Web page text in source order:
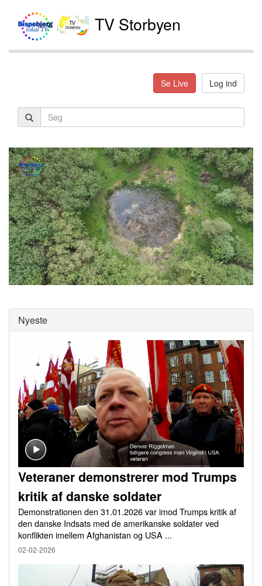
TV Storbyen
Se Live Log ind
0
seconds
Nyeste
Veteraner demonstrerer mod Trumps
kritik af danske soldater
Demonstrationen den 31.01.2026 var imod Trumps kritik af
den danske Indsats med de amerikanske soldater ved
konflikten imellem Afghanistan og USA ...
02-02-2026